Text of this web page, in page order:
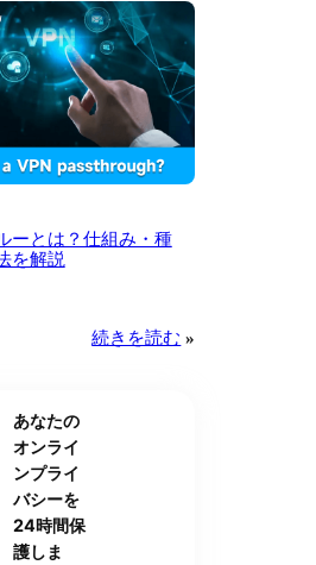
ーとは？仕組み・種
を解説
続きを読む »
あなたの
オンライ
ンプライ
バシーを
24時間保
護しま